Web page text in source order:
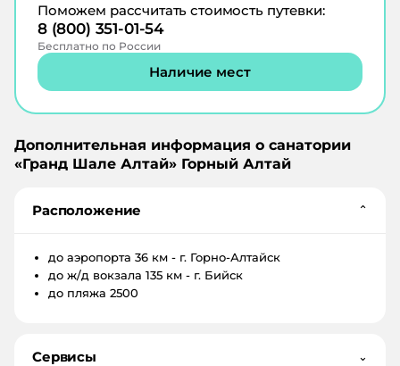
Поможем рассчитать стоимость путевки:
8 (800) 351-01-54
Бесплатно по России
Наличие мест
Дополнительная информация о санатории
«Гранд Шале Алтай» Горный Алтай
Расположение ⌄
до аэропорта 36 км - г. Горно-Алтайск
до ж/д вокзала 135 км - г. Бийск
до пляжа 2500
Сервисы ⌄